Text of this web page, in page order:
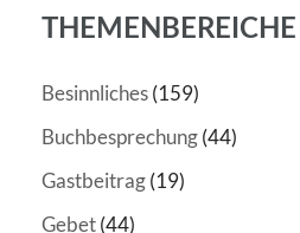
Besinnliches(159)
Buchbesprechung(44)
Gastbeitrag(19)
Gebet(44)